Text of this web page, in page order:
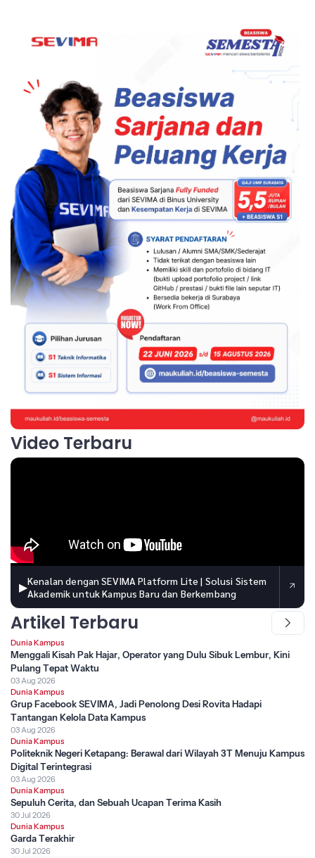
Video Terbaru
▶Kenalan dengan SEVIMA Platform Lite | Solusi Sistem
Akademik untuk Kampus Baru dan Berkembang
Artikel Terbaru
Dunia Kampus
Menggali Kisah Pak Hajar, Operator yang Dulu Sibuk Lembur, Kini
Pulang Tepat Waktu
03 Aug 2026
Dunia Kampus
Grup Facebook SEVIMA, Jadi Penolong Desi Rovita Hadapi
Tantangan Kelola Data Kampus
03 Aug 2026
Dunia Kampus
Politeknik Negeri Ketapang: Berawal dari Wilayah 3T Menuju Kampus
Digital Terintegrasi
03 Aug 2026
Dunia Kampus
Sepuluh Cerita, dan Sebuah Ucapan Terima Kasih
30 Jul 2026
Dunia Kampus
Garda Terakhir
30 Jul 2026